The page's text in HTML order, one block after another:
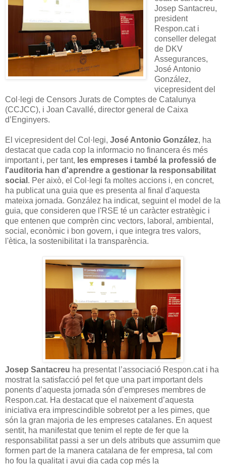
Josep Santacreu,
president
Respon.cat i
conseller delegat
de DKV
Assegurances,
José Antonio
González,
vicepresident del
Col·legi de Censors Jurats de Comptes de Catalunya
(CCJCC), i Joan Cavallé, director general de Caixa
d’Enginyers.
El vicepresident del Col·legi, José Antonio González, ha
destacat que cada cop la informacio no financera és més
important i, per tant, les empreses i també la professió de
l'auditoria han d'aprendre a gestionar la responsabilitat
social . Per això, el Col·legi fa moltes accions i, en concret,
ha publicat una guia que es presenta al final d'aquesta
mateixa jornada. González ha indicat, seguint el model de la
guia, que consideren que l'RSE té un caràcter estratègic i
que entenen que comprèn cinc vectors, laboral, ambiental,
social, econòmic i bon govern, i que integra tres valors,
l'ètica, la sostenibilitat i la transparència.
Josep Santacreu ha presentat l’associació Respon.cat i ha
mostrat la satisfacció pel fet que una part important dels
ponents d’aquesta jornada són d’empreses membres de
Respon.cat. Ha destacat que el naixement d’aquesta
iniciativa era imprescindible sobretot per a les pimes, que
són la gran majoria de les empreses catalanes. En aquest
sentit, ha manifestat que tenim el repte de fer que la
responsabilitat passi a ser un dels atributs que assumim que
formen part de la manera catalana de fer empresa, tal com
ho fou la qualitat i avui dia cada cop més la